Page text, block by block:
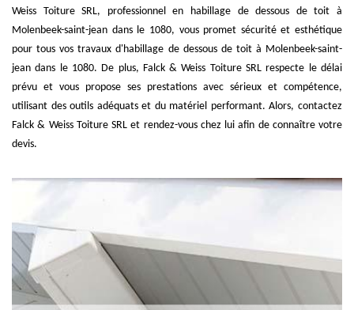
Weiss Toiture SRL, professionnel en habillage de dessous de toit à
Molenbeek-saint-jean dans le 1080, vous promet sécurité et esthétique
pour tous vos travaux d'habillage de dessous de toit à Molenbeek-saint-
jean dans le 1080. De plus, Falck & Weiss Toiture SRL respecte le délai
prévu et vous propose ses prestations avec sérieux et compétence,
utilisant des outils adéquats et du matériel performant. Alors, contactez
Falck & Weiss Toiture SRL et rendez-vous chez lui afin de connaître votre
devis.